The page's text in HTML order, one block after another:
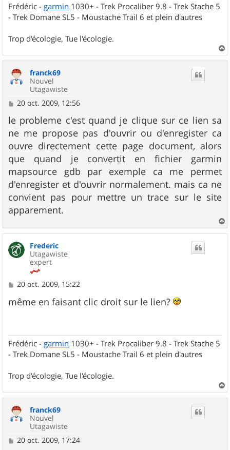
Frédéric - garmin 1030+ - Trek Procaliber 9.8 - Trek Stache 5
- Trek Domane SL5 - Moustache Trail 6 et plein d'autres
Trop d'écologie, Tue l'écologie.
a
franck69
Nouvel
Utagawiste
M
s
s
a
g
e
20 oct. 2009, 12:56
le probleme c'est quand je clique sur ce lien sa
ne me propose pas d'ouvrir ou d'enregister ca
ouvre directement cette page document, alors
que quand je convertit en fichier garmin
mapsource gdb par exemple ca me permet
d'enregister et d'ouvrir normalement. mais ca ne
convient pas pour mettre un trace sur le site
apparement.
a
Frederic
Utagawiste
expert
M
s
s
20 oct. 2009, 15:22
même en faisant clic droit sur le lien?
Frédéric - garmin 1030+ - Trek Procaliber 9.8 - Trek Stache 5
- Trek Domane SL5 - Moustache Trail 6 et plein d'autres
Trop d'écologie, Tue l'écologie.
a
franck69
Nouvel
Utagawiste
M
20 oct. 2009, 17:24